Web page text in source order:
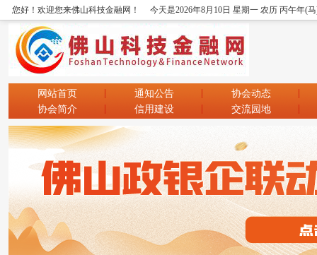
您好！欢迎您来佛山科技金融网！ 今天是2026年8月10日 星期一 农历 丙午年(
网站首页 通知公告
协会动态
协会简介
信用建设 交流园地